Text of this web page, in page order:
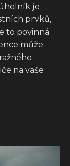
je
prvků,
to povinná
může
na vaše